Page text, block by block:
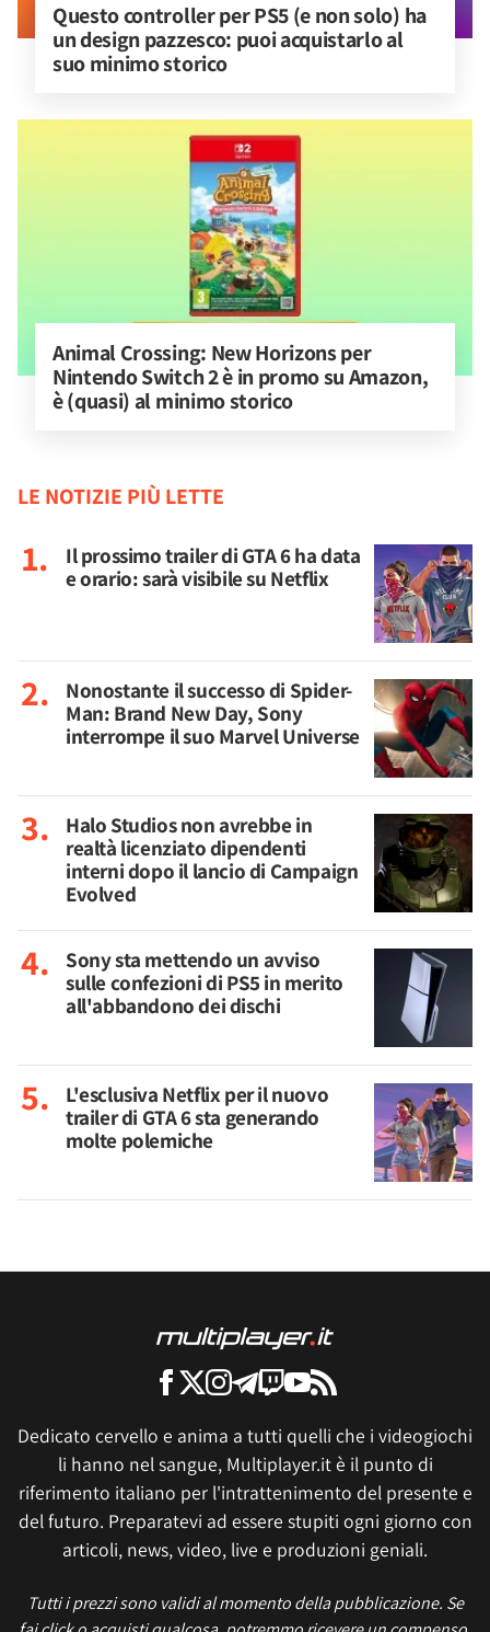
Questo controller per PS5 (e non solo) ha
un design pazzesco: puoi acquistarlo al
suo minimo storico
Animal Crossing: New Horizons per
Nintendo Switch 2 è in promo su Amazon,
è (quasi) al minimo storico
LE NOTIZIE PIÙ LETTE
Il prossimo trailer di GTA 6 ha data
e orario: sarà visibile su Netflix
Nonostante il successo di Spider-
Man: Brand New Day, Sony
interrompe il suo Marvel Universe
Halo Studios non avrebbe in
realtà licenziato dipendenti
interni dopo il lancio di Campaign
Evolved
Sony sta mettendo un avviso
sulle confezioni di PS5 in merito
all'abbandono dei dischi
L'esclusiva Netflix per il nuovo
trailer di GTA 6 sta generando
molte polemiche
Dedicato cervello e anima a tutti quelli che i videogiochi
li hanno nel sangue, Multiplayer.it è il punto di
riferimento italiano per l'intrattenimento del presente e
del futuro. Preparatevi ad essere stupiti ogni giorno con
articoli, news, video, live e produzioni geniali.
Tutti i prezzi sono validi al momento della pubblicazione. Se